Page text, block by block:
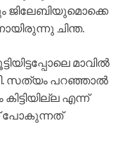
ജിലേബിയുമൊക്കെ
ചിന്ത.
മാവിൽ
സത്യം പറഞ്ഞാൽ
എന്ന്
പോകുന്നത്